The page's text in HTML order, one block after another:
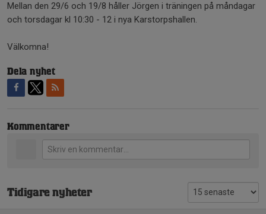
Mellan den 29/6 och 19/8 håller Jörgen i träningen på måndagar
och torsdagar kl 10:30 - 12 i nya Karstorpshallen.
Välkomna!
Dela nyhet
Kommentarer
Tidigare nyheter